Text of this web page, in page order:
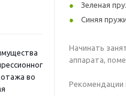
во
Зеленая
Синяя
Начинать
аппарата,
Рекомендации